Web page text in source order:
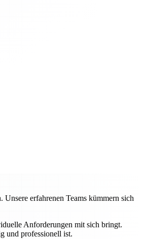
erfahrenen Teams kümmern sich
Anforderungen mit sich bringt.
und professionell ist.